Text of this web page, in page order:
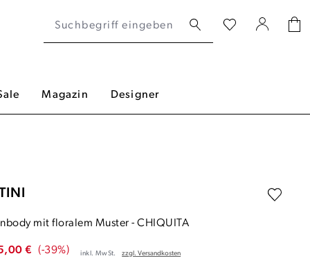
Magazin Designer
mit floralem Muster -CHIQUITA
€ (-39%) inkl. MwSt. zzgl. Versandkosten